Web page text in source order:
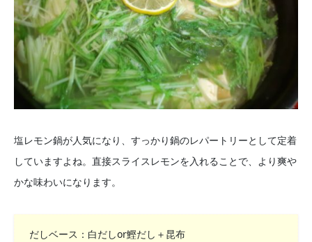
塩レモン鍋が人気になり、すっかり鍋のレパートリーとして定着
していますよね。直接スライスレモンを入れることで、より爽や
かな味わいになります。
だしベース：白だしor鰹だし＋昆布